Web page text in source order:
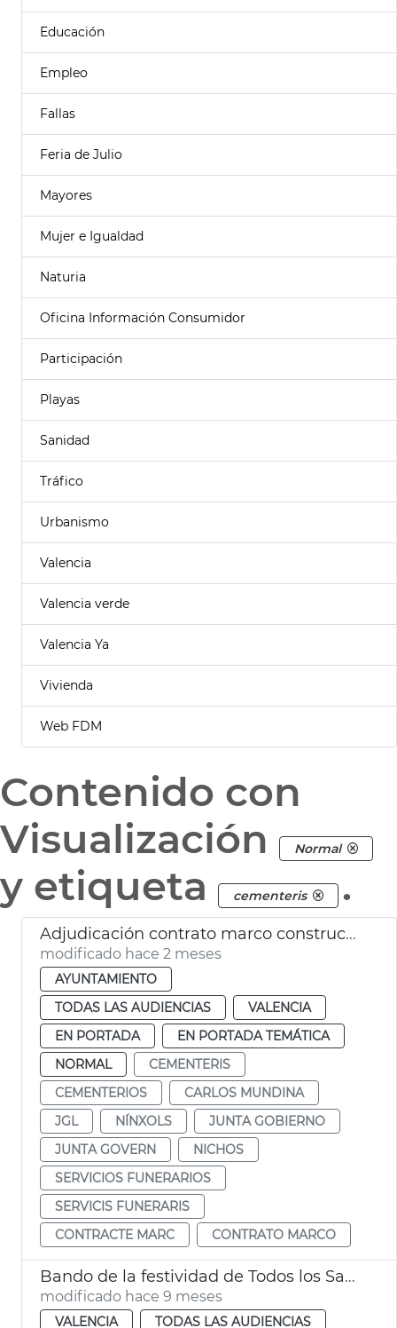
Educación
Empleo
Fallas
Feria de Julio
Mayores
Mujer e Igualdad
Naturia
Oficina Información Consumidor
Participación
Playas
Sanidad
Tráfico
Urbanismo
Valencia
Valencia verde
Valencia Ya
Vivienda
Web FDM
Contenido con
Visualización
Normal
y etiqueta cementeris .
Adjudicación contrato marco construcción nichos cementerios municipales
modificado hace 2 meses
AYUNTAMIENTO
TODAS LAS AUDIENCIAS
VALENCIA
EN PORTADA
EN PORTADA TEMÁTICA
NORMAL
CEMENTERIS
CEMENTERIOS
CARLOS MUNDINA
JGL
NÍNXOLS
JUNTA GOBIERNO
JUNTA GOVERN
NICHOS
SERVICIOS FUNERARIOS
SERVICIS FUNERARIS
CONTRACTE MARC
CONTRATO MARCO
Bando de la festividad de Todos los Santos
modificado hace 9 meses
VALENCIA TODAS LAS AUDIENCIAS